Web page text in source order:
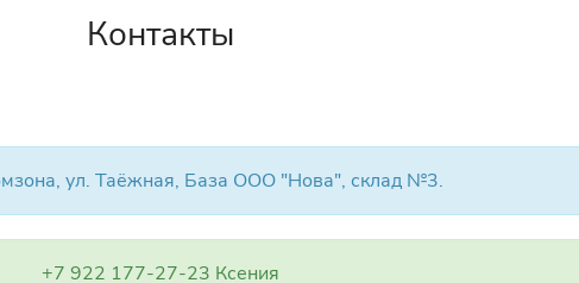
Контакты
ул. Таёжная, База ООО "Нова", склад №3.
+7 922 177-27-23 Ксения